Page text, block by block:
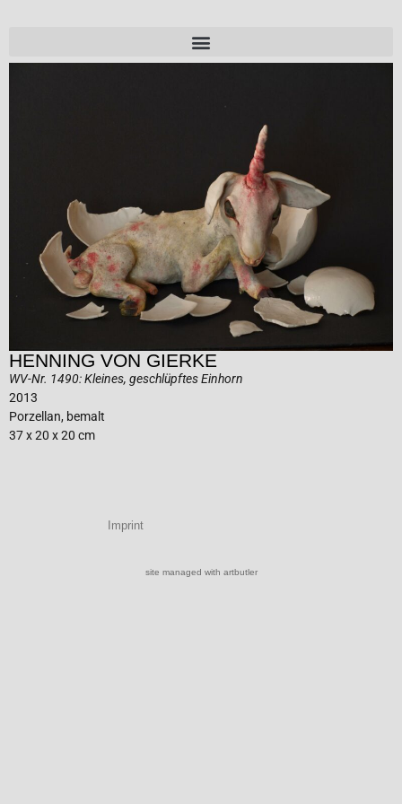
HENNING VON GIERKE
WV-Nr. 1490: Kleines, geschlüpftes Einhorn
2013
Porzellan, bemalt
37 x 20 x 20 cm
Imprint
site managed with artbutler